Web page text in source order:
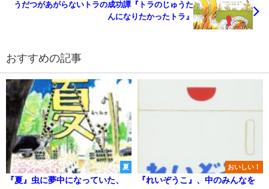
うだつがあがらないトラの成功譚『トラのじゅうた
んになりたかったトラ』
おすすめの記事
夏
『夏』虫に夢中になっていた、
おいしい！
『れいぞうこ』、中のみんなを